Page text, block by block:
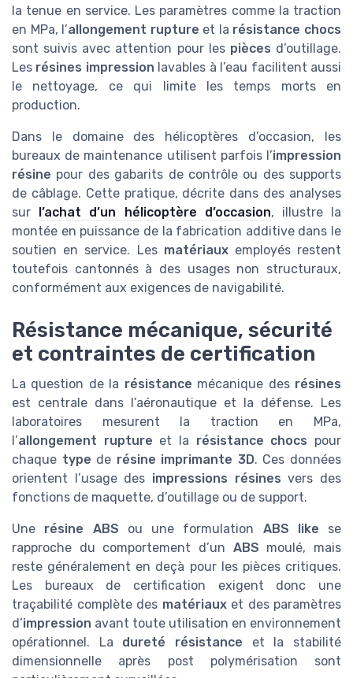
la tenue en service. Les paramètres comme la traction
en MPa, l’allongement rupture et la résistance chocs
sont suivis avec attention pour les pièces d’outillage.
Les résines impression lavables à l’eau facilitent aussi
le nettoyage, ce qui limite les temps morts en
production.
Dans le domaine des hélicoptères d’occasion, les
bureaux de maintenance utilisent parfois l’impression
résine pour des gabarits de contrôle ou des supports
de câblage. Cette pratique, décrite dans des analyses
sur l’achat d’un hélicoptère d’occasion, illustre la
montée en puissance de la fabrication additive dans le
soutien en service. Les matériauxemployés restent
toutefois cantonnés à des usages non structuraux,
conformément aux exigences de navigabilité.
Résistance mécanique, sécurité
et contraintes de certification
La question de la résistance mécanique des résines
est centrale dans l’aéronautique et la défense. Les
laboratoires mesurent la traction en MPa,
l’allongement rupture et la résistance chocs pour
chaque type de résine imprimante 3D. Ces données
orientent l’usage des impressions résines vers des
fonctions de maquette, d’outillage ou de support.
Une résine ABS ou une formulation ABS like se
rapproche du comportement d’un ABS moulé, mais
reste généralement en deçà pour les pièces critiques.
Les bureaux de certification exigent donc une
traçabilité complète des matériauxet des paramètres
d’impression avant toute utilisation en environnement
opérationnel. La dureté résistance et la stabilité
dimensionnelle après post polymérisation sont